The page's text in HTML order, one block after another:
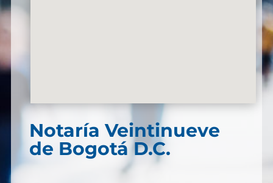
Notaría Veintinueve
de Bogotá D.C.